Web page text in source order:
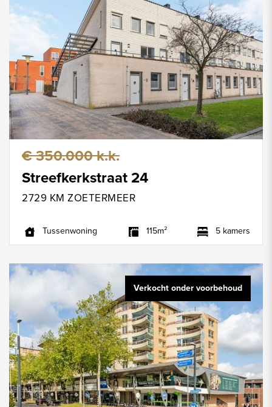
€ 350.000 k.k.
Streefkerkstraat 24
2729 KM ZOETERMEER
Tussenwoning 115m² 5 kamers
Verkocht onder voorbehoud